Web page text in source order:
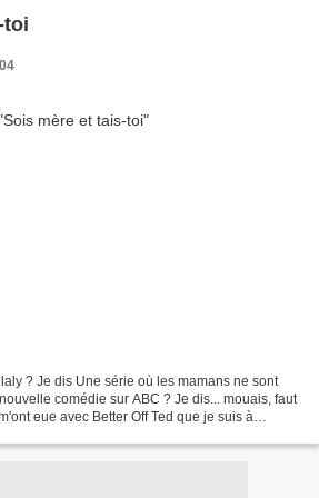
toi
? Je dis Une série où les mamans ne sont
comédie sur ABC ? Je dis... mouais, faut
eue avec Better Off Ted que je suis à